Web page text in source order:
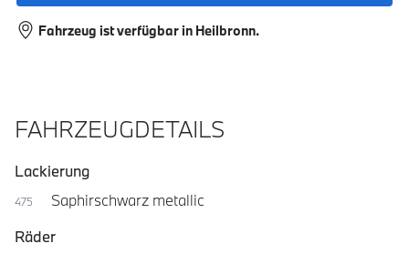
Fahrzeug ist verfügbar in Heilbronn.
FAHRZEUGDETAILS
Lackierung
475
Saphirschwarz metallic
Räder